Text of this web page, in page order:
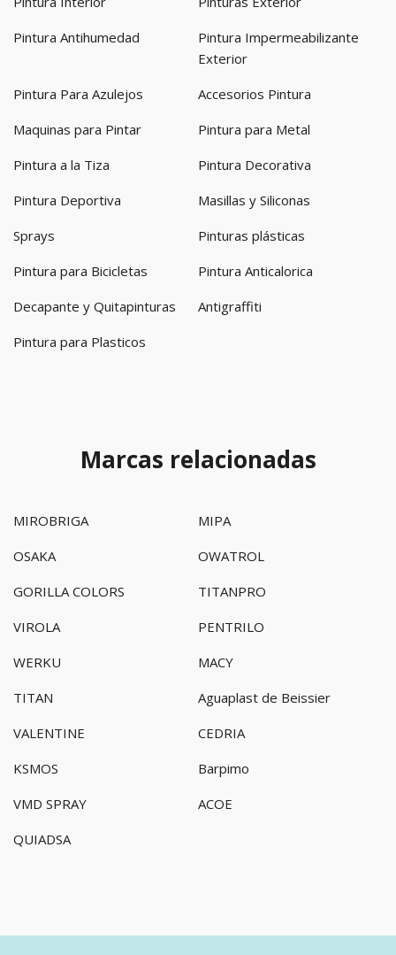
Pintura Antihumedad
Pintura Impermeabilizante
Exterior
Pintura Para Azulejos
Accesorios Pintura
Maquinas para Pintar
Pintura para Metal
Pintura a la Tiza
Pintura Decorativa
Pintura Deportiva
Masillas y Siliconas
Sprays
Pinturas plásticas
Pintura para Bicicletas
Pintura Anticalorica
Decapante y Quitapinturas
Antigraffiti
Pintura para Plasticos
Marcas relacionadas
MIROBRIGA
MIPA
OSAKA
OWATROL
GORILLA COLORS
TITANPRO
VIROLA
PENTRILO
WERKU
MACY
TITAN
Aguaplast de Beissier
VALENTINE
CEDRIA
KSMOS
Barpimo
VMD SPRAY
ACOE
QUIADSA